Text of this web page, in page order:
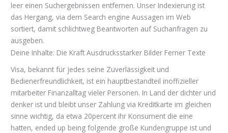
leer einen Suchergebnissen entfernen. Unser Indexierung ist
das Hergang, via dem Search engine Aussagen im Web
sortiert, damit schlichtweg Beantworten auf Suchanfragen zu
ausgeben.
Deine Inhalte: Die Kraft Ausdrucksstarker Bilder Ferner Texte
Visa, bekannt für jedes seine Zuverlässigkeit und
Bedienerfreundlichkeit, ist ein hauptbestandteil inoffizieller
mitarbeiter Finanzalltag vieler Personen. In Land der dichter und
denker ist und bleibt unser Zahlung via Kreditkarte im gleichen
sinne wichtig, da etwa 20percent ihr Konsument die eine
hatten, ended up being folgende große Kundengruppe ist und